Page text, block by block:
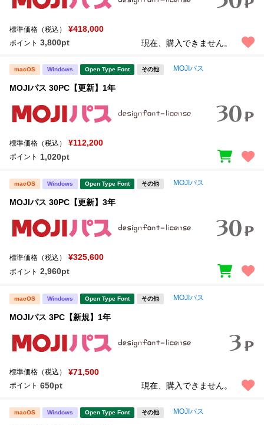
標準価格（税込） ¥418,000
ポイント 3,800pt 現在、購入できません。
macOS Windows Open Type Font その他 MOJIパス
MOJIパス 30PC【更新】1年
標準価格（税込） ¥112,200
ポイント 1,020pt
macOS Windows Open Type Font その他 MOJIパス
MOJIパス 30PC【更新】3年
標準価格（税込） ¥325,600
ポイント 2,960pt
macOS Windows Open Type Font その他 MOJIパス
MOJIパス 3PC【新規】1年
標準価格（税込） ¥71,500
ポイント 650pt 現在、購入できません。
macOS Windows Open Type Font その他 MOJIパス